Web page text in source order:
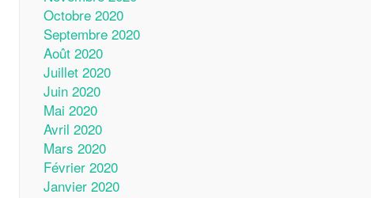
Octobre 2020
Septembre 2020
Août 2020
Juillet 2020
Juin 2020
Mai 2020
Avril 2020
Mars 2020
Février 2020
Janvier 2020